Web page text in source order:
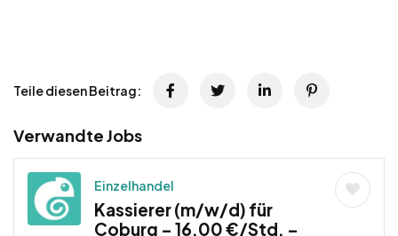
Teile diesen Beitrag:
Verwandte Jobs
Einzelhandel
Kassierer (m/w/d) für
Coburg – 16,00 €/Std. –